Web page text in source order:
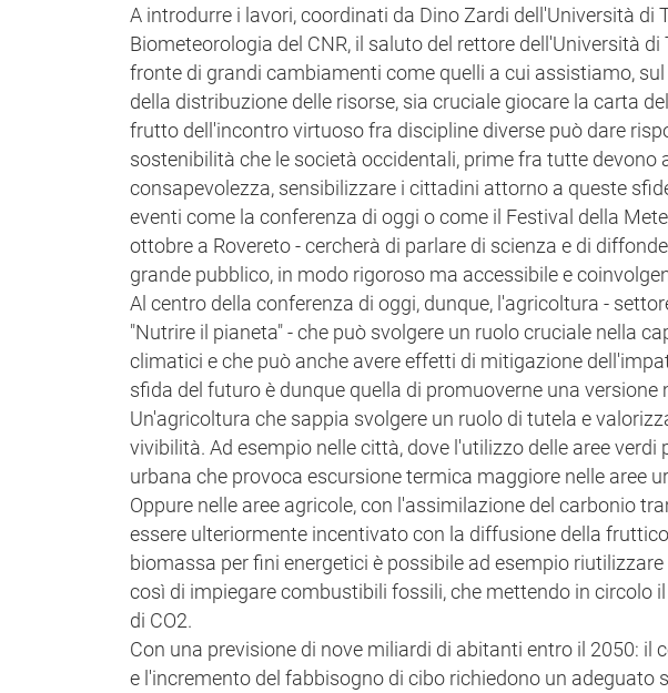
A introdurre i lavori, coordinati da Dino Zardi dell'Università di
Biometeorologia del CNR, il saluto del rettore dell'Università
fronte di grandi cambiamenti come quelli a cui assistiamo,
della distribuzione delle risorse, sia cruciale giocare la carta
frutto dell'incontro virtuoso fra discipline diverse può dare
sostenibilità che le società occidentali, prime fra tutte devono
consapevolezza, sensibilizzare i cittadini attorno a queste
eventi come la conferenza di oggi o come il Festival della
ottobre a Rovereto - cercherà di parlare di scienza e di
grande pubblico, in modo rigoroso ma accessibile e
Al centro della conferenza di oggi, dunque, l'agricoltura -
"Nutrire il pianeta" - che può svolgere un ruolo cruciale nella
climatici e che può anche avere effetti di mitigazione
sfida del futuro è dunque quella di promuoverne una versione
Un'agricoltura che sappia svolgere un ruolo di tutela e
vivibilità. Ad esempio nelle città, dove l'utilizzo delle aree
urbana che provoca escursione termica maggiore nelle aree
Oppure nelle aree agricole, con l'assimilazione del carbonio
essere ulteriormente incentivato con la diffusione della
biomassa per fini energetici è possibile ad esempio
così di impiegare combustibili fossili, che mettendo in circolo
di CO2.
Con una previsione di nove miliardi di abitanti entro il 2050:
e l'incremento del fabbisogno di cibo richiedono un adeguato